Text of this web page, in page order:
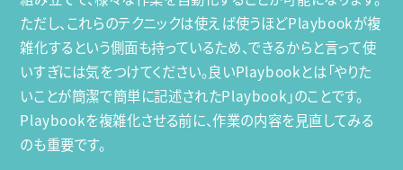
ただし、これらのテクニックは使えば使うほどPlaybookが複
雑化するという側面も持っているため、できるからと言って使
いすぎには気をつけてください。良いPlaybookとは「やりた
いことが簡潔で簡単に記述されたPlaybook」のことです。
Playbookを複雑化させる前に、作業の内容を見直してみる
のも重要です。